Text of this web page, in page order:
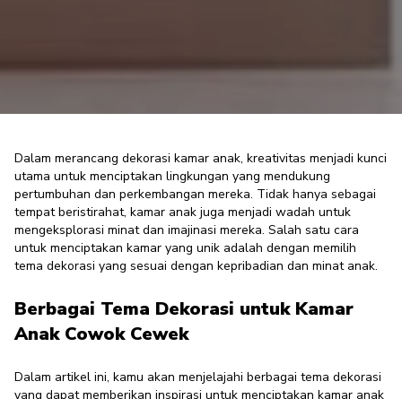
8 Inspirasi Tema Dekorasi Kamar
Anak Cowok Cewek Menarik
Furniture Enthusiast·15 November 2023
Dalam merancang dekorasi kamar anak, kreativitas menjadi kunci
utama untuk menciptakan lingkungan yang mendukung
pertumbuhan dan perkembangan mereka. Tidak hanya sebagai
tempat beristirahat, kamar anak juga menjadi wadah untuk
mengeksplorasi minat dan imajinasi mereka. Salah satu cara
untuk menciptakan kamar yang unik adalah dengan memilih
tema dekorasi yang sesuai dengan kepribadian dan minat anak.
Berbagai Tema Dekorasi untuk Kamar
Anak Cowok Cewek
Dalam artikel ini, kamu akan menjelajahi berbagai tema dekorasi
yang dapat memberikan inspirasi untuk menciptakan kamar anak